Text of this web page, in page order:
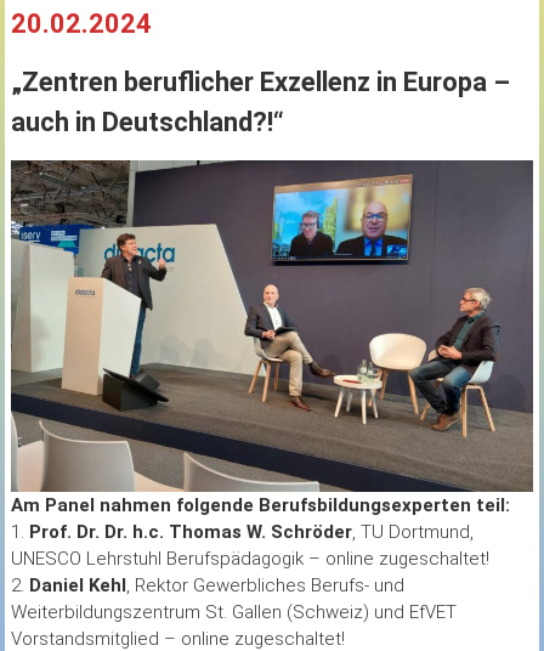
20.02.2024
„Zentren beruflicher Exzellenz in Europa –
auch in Deutschland?!“
Am Panel nahmen folgende Berufsbildungsexperten teil:
1. Prof. Dr. Dr. h.c. Thomas W. Schröder, TU Dortmund,
UNESCO Lehrstuhl Berufspädagogik – online zugeschaltet!
2. Daniel Kehl, Rektor Gewerbliches Berufs- und
Weiterbildungszentrum St. Gallen (Schweiz) und EfVET
Vorstandsmitglied – online zugeschaltet!